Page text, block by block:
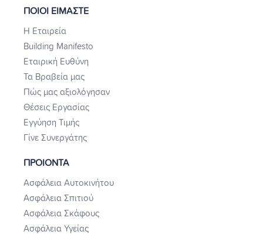
ΠΟΙΟΙ ΕΙΜΑΣΤΕ
Η Εταιρεία
Building Manifesto
Εταιρική Ευθύνη
Τα Βραβεία μας
Πώς μας αξιολόγησαν
Θέσεις Εργασίας
Εγγύηση Τιμής
Γίνε Συνεργάτης
ΠΡΟΙΟΝΤΑ
Ασφάλεια Αυτοκινήτου
Ασφάλεια Σπιτιού
Ασφάλεια Σκάφους
Ασφάλεια Υγείας